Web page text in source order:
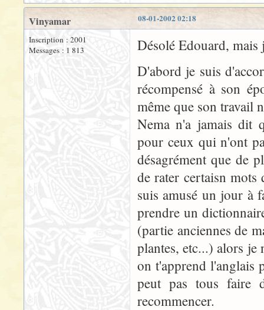
08-01-2002 02:18
Vinyamar
Inscription : 2001
Messages : 1 813
Désolé Edouard, mais
D'abord je suis
récompensé à son
même que son travail
Nema n'a jamais dit
pour ceux qui n'ont
désagrément que de
de rater certaisn mots
suis amusé un jour à
prendre un
(partie anciennes de
plantes, etc...) alors
on t'apprend l'anglais
peut pas tous faire
recommencer.